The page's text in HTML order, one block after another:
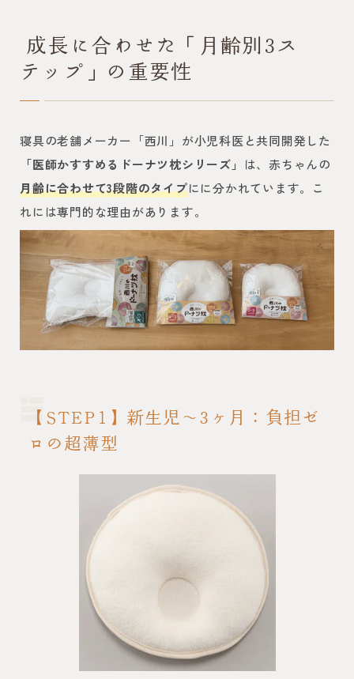
成長に合わせた「月齢別3ス
テップ」の重要性
寝具の老舗メーカー「西川」が小児科医と共同開発した
「医師かすすめるドーナツ枕シリーズ」
は、赤ちゃんの
月齢に合わせて3段階のタイプにに分かれています。こ
れには専門的な理由があります。
【STEP1】新生児〜3ヶ月：負担ゼ
ロの超薄型